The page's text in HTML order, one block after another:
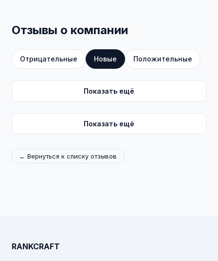
Отзывы о компании
Отрицательные Новые Положительные
Показать ещё
Показать ещё
← Вернуться к списку отзывов
RANKCRAFT